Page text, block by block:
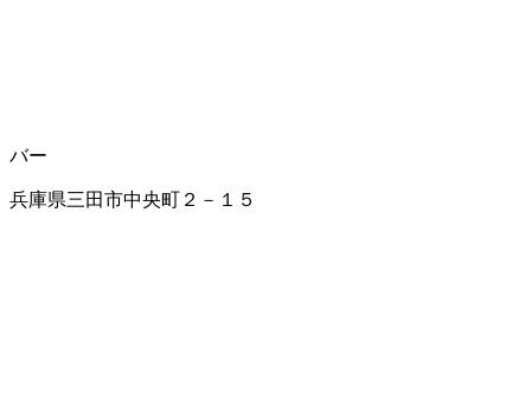
バー
兵庫県三田市中央町２－１５